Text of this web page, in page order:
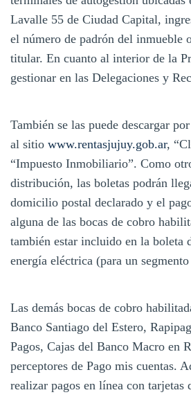
Lavalle 55 de Ciudad Capital,
el número de padrón del inmueble
titular. En cuanto al interior de la
gestionar en las Delegaciones y
También se las puede descargar
al sitio www.rentasjujuy.gob.ar,
“Impuesto Inmobiliario”. Como
distribución, las boletas podrán
domicilio postal declarado y el
alguna de las bocas de cobro
también estar incluido en la boleta
energía eléctrica (para un
Las demás bocas de cobro
Banco Santiago del Estero,
Pagos, Cajas del Banco Macro en
perceptores de Pago mis cuentas.
realizar pagos en línea con tarjetas